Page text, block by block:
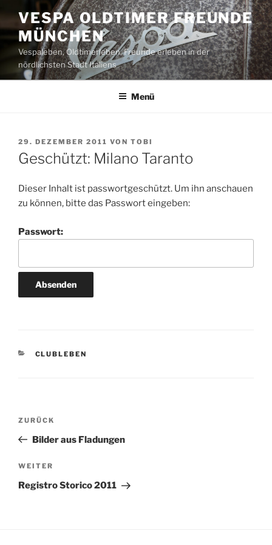
Inhalt
springen
VESPA OLDTIMER FREUNDE
MÜNCHEN
Vespaleben, Oldtimerleben, Freunde erleben in der
nördlichsten Stadt Italiens
Menü
VERÖFFENTLICHT
AM
29. DEZEMBER 2011 VON TOBI
Geschützt: Milano Taranto
Dieser Inhalt ist passwortgeschützt. Um ihn anschauen
zu können, bitte das Passwort eingeben:
Passwort:
KATEGORIEN
CLUBLEBEN
Beitragsnavigation
Vorheriger
Beitrag
ZURÜCK
Bilder aus Fladungen
Nächster
Beitrag
WEITER
Registro Storico 2011